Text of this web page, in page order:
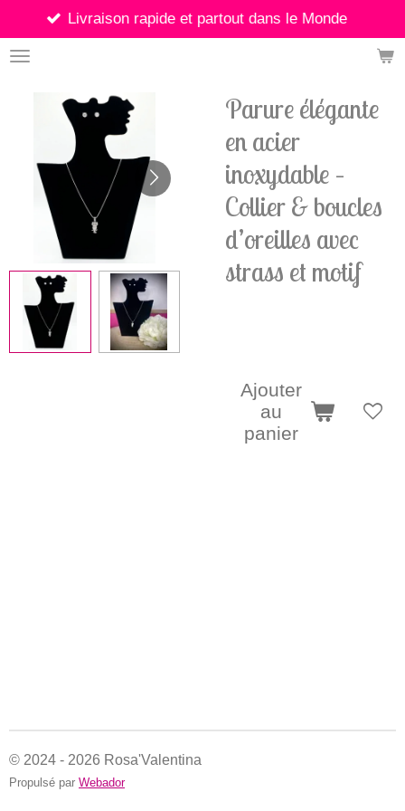
Passer
au
contenu
rapide et partout dans le Monde
Parure élégante
en acier
inoxydable –
Collier & boucles
d’oreilles avec
strass et motif
Ajouter
au
panier
© 2024 - 2026 Rosa'Valentina
Propulsé par Webador